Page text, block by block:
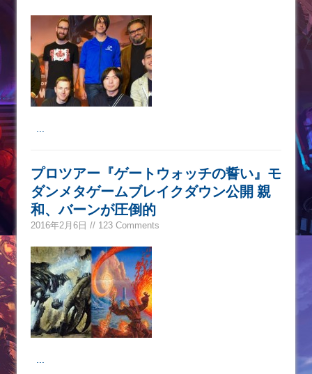
プロツアー『ゲートウォッチの誓い』モ
ダンメタゲームブレイクダウン公開 親
和、バーンが圧倒的
2016年2月6日 // 123 Comments